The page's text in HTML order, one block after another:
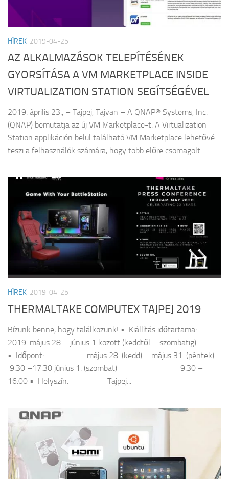
HÍREK 2019-04-25
AZ ALKALMAZÁSOK TELEPÍTÉSÉNEK
GYORSÍTÁSA A VM MARKETPLACE INSIDE
VIRTUALIZATION STATION SEGÍTSÉGÉVEL
2019. április 23., – Tajpej, Tajvan – A QNAP® Systems, Inc.
(QNAP) bemutatja az új VM Marketplace-t. A Virtualization
Station applikáción belül található VM Marketplace lehetővé
teszi a felhasználók számára, hogy több előre csomagolt...
HÍREK 2019-04-25
THERMALTAKE COMPUTEX TAJPEJ 2019
Bízunk benne, hogy találkozunk! • Kiállítás időtartama:
2019. május 28 – június 1 között (keddtől – szombatig)
• Időpont: május 28. (kedd) – május 31. (péntek)
9:30 –17:30 június 1. (szombat) 9:30 –
16:00 • Helyszín: Tajpej...